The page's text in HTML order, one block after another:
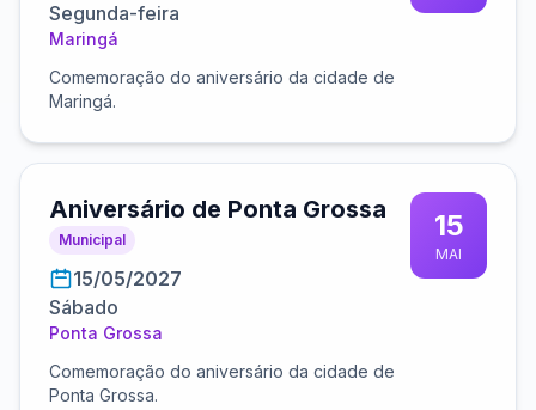
Segunda-feira
Maringá
Comemoração do aniversário da cidade de
Maringá.
Aniversário de Ponta Grossa
Municipal
15/05/2027
Sábado
Ponta Grossa
Comemoração do aniversário da cidade de
Ponta Grossa.
15
MAI